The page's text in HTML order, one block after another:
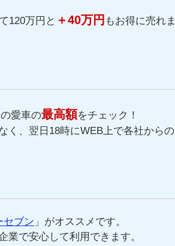
120万円と ＋40万円 もお得に売れま
愛車の最高額をチェック！
く、翌日18時にWEB上で各社からの
セブン 」がオススメです。
業で安心して利用できます。